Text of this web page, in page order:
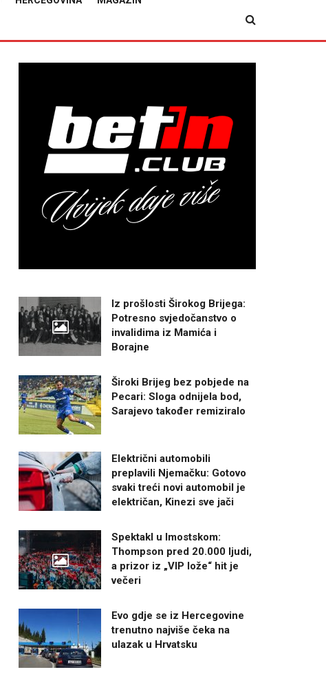
Iz prošlosti Širokog Brijega:
Potresno svjedočanstvo o
invalidima iz Mamića i
Borajne
Široki Brijeg bez pobjede na
Pecari: Sloga odnijela bod,
Sarajevo također remiziralo
Električni automobili
preplavili Njemačku: Gotovo
svaki treći novi automobil je
električan, Kinezi sve jači
Spektakl u Imostskom:
Thompson pred 20.000 ljudi,
a prizor iz „VIP lože“ hit je
večeri
Evo gdje se iz Hercegovine
trenutno najviše čeka na
ulazak u Hrvatsku